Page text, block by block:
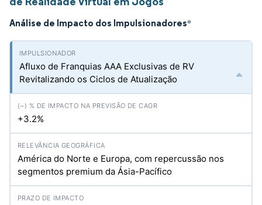
Análise de Impacto dos Impulsionadores*
Afluxo de Franquias AAA Exclusivas de RV
Revitalizando os Ciclos de Atualização
+3.2%
América do Norte e Europa, com repercussão nos
segmentos premium da Ásia-Pacífico